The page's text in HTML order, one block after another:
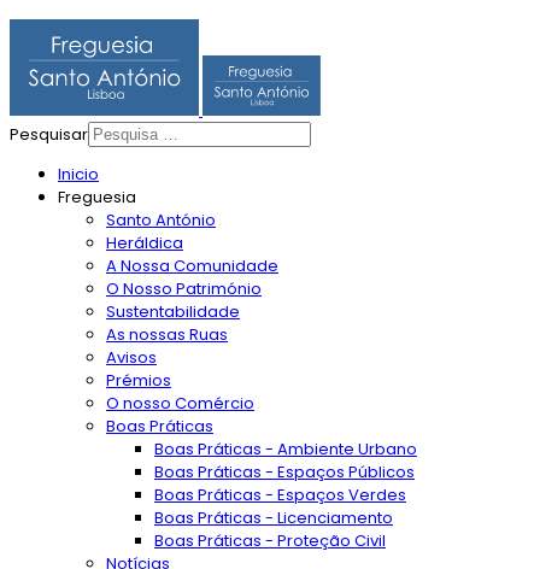
Pesquisar
Inicio
Freguesia
Santo António
Heráldica
A Nossa Comunidade
O Nosso Património
Sustentabilidade
As nossas Ruas
Avisos
Prémios
O nosso Comércio
Boas Práticas
Boas Práticas - Ambiente Urbano
Boas Práticas - Espaços Públicos
Boas Práticas - Espaços Verdes
Boas Práticas - Licenciamento
Boas Práticas - Proteção Civil
Notícias